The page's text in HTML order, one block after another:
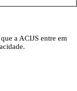
a ACIJS entre em